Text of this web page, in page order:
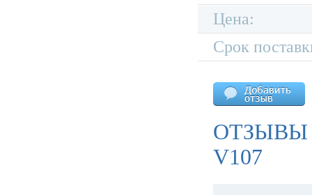
Цена:
Срок
ОТЗЫВЫ
V107